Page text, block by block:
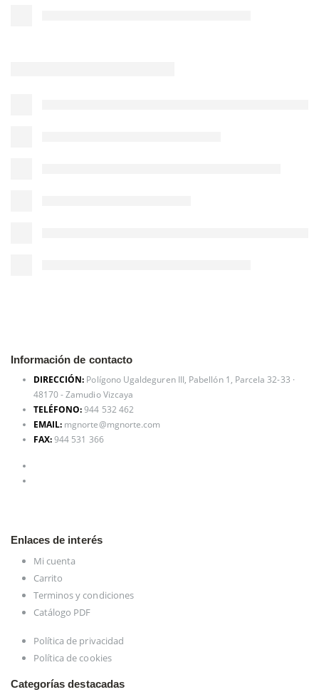
Información de contacto
DIRECCIÓN: Polígono Ugaldeguren III, Pabellón 1, Parcela 32-33 ·
48170 - Zamudio Vizcaya
TELÉFONO:944 532 462
EMAIL: mgnorte@mgnorte.com
FAX:944 531 366
Enlaces de interés
Mi cuenta
Carrito
Terminos y condiciones
Catálogo PDF
Política de privacidad
Política de cookies
Categorías destacadas